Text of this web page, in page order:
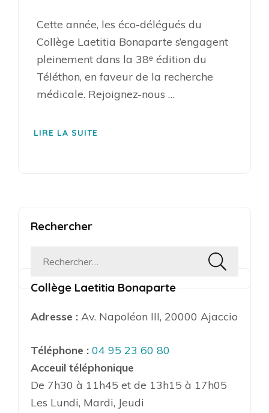
Cette année, les éco-délégués du
Collège Laetitia Bonaparte s’engagent
pleinement dans la 38ᵉ édition du
Téléthon, en faveur de la recherche
médicale. Rejoignez-nous …
LIRE LA SUITE
Rechercher
Rechercher :
Collège Laetitia Bonaparte
Adresse : Av. Napoléon III, 20000 Ajaccio
Téléphone : 04 95 23 60 80
Acceuil téléphonique
De 7h30 à 11h45 et de 13h15 à 17h05
Les Lundi, Mardi, Jeudi